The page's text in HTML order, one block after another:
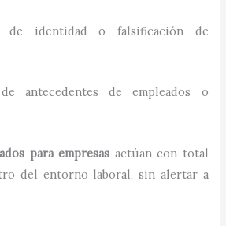
de identidad o falsificación de
antecedentes de empleados o
para empresas actúan con total
del entorno laboral, sin alertar a